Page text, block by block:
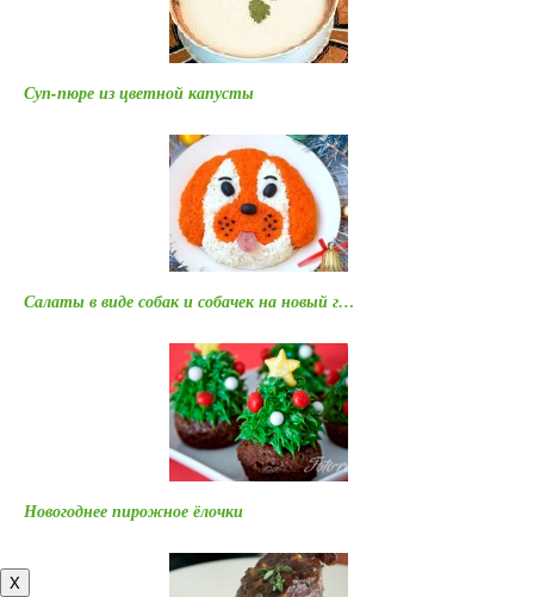
X
Суп-пюре из цветной капусты
Салаты в виде собак и собачек на новый г…
Новогоднее пирожное ёлочки